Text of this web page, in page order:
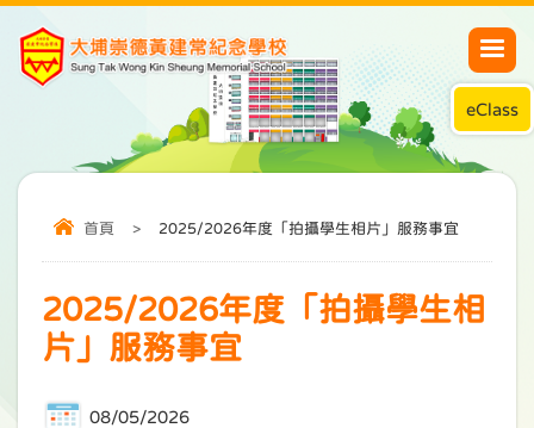
eClass
首頁 > 2025/2026年度「拍攝學生相片」服務事宜
2025/2026年度「拍攝學生相
片」服務事宜
08/05/2026